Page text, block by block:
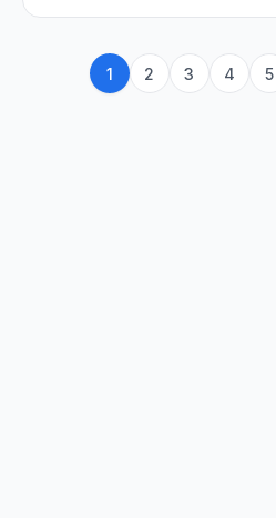
1 2 3 4 5